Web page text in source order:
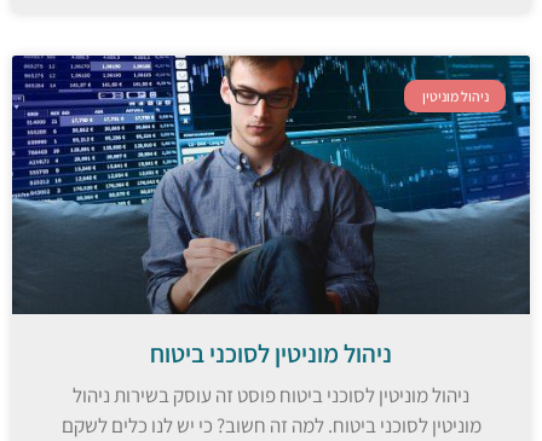
ניהול מוניטין
ניהול מוניטין לסוכני ביטוח
ניהול מוניטין לסוכני ביטוח פוסט זה עוסק בשירות ניהול
מוניטין לסוכני ביטוח. למה זה חשוב? כי יש לנו כלים לשקם